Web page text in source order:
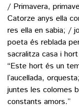
/ Primavera,
Catorze anys ella
res ella en sabia; /
poeta és reblada
sacralitza casa i
“Este hort és un
l’aucellada,
juntes les colomes
constants amors.”